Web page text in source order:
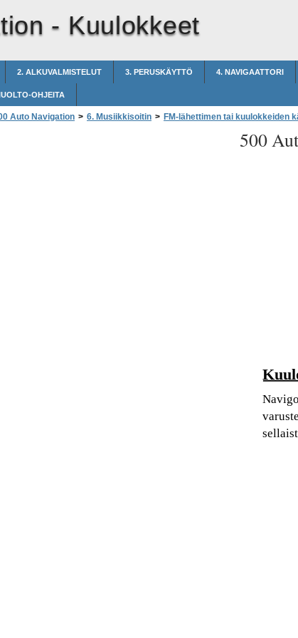
- Kuulokkeet
2. ALKUVALMISTELUT 3. PERUSKÄYTTÖ 4. NAVIGAATTORI
OHJEITA
Auto Navigation > 6. Musiikkisoitin > FM-lähettimen tai kuulokkeiden
500